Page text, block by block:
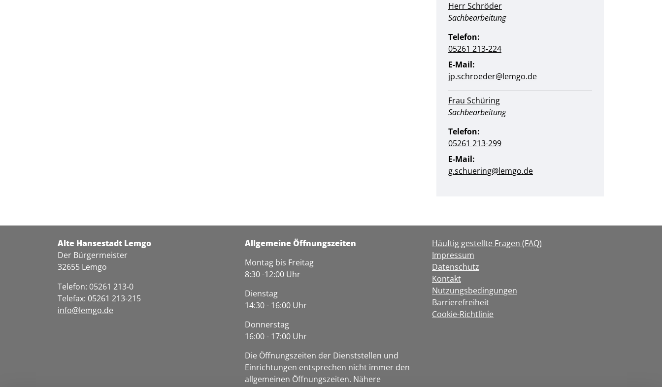
Herr Schröder
Position:
Sachbearbeitung
Telefon:
05261 213-224
E-Mail:
jp.schroeder@lemgo.de
Frau Schüring
Position:
Sachbearbeitung
Telefon:
05261 213-299
E-Mail:
g.schuering@lemgo.de
Alte Hansestadt Lemgo
Der Bürgermeister
32655 Lemgo
Telefon: 05261 213-0
Telefax: 05261 213-215
info@lemgo.de
Allgemeine Öffnungszeiten
Montag bis Freitag
8:30 -12:00 Uhr
Dienstag
14:30 - 16:00 Uhr
Donnerstag
16:00 - 17:00 Uhr
Die Öffnungszeiten der Dienststellen und
Einrichtungen entsprechen nicht immer den
allgemeinen Öffnungszeiten. Nähere
Häuftig gestellte Fragen (FAQ)
Impressum
Datenschutz
Kontakt
Nutzungsbedingungen
Barrierefreiheit
Cookie-Richtlinie